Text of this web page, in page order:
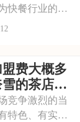
快餐行业的热
准化的制作流
否也想开一家
将带您解读塔
为您
费大概多
的茶店具
钱争激烈的当
特色、有实力